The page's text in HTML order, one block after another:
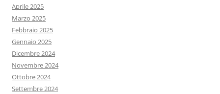
Aprile 2025
Marzo 2025
Febbraio 2025
Gennaio 2025
Dicembre 2024
Novembre 2024
Ottobre 2024
Settembre 2024